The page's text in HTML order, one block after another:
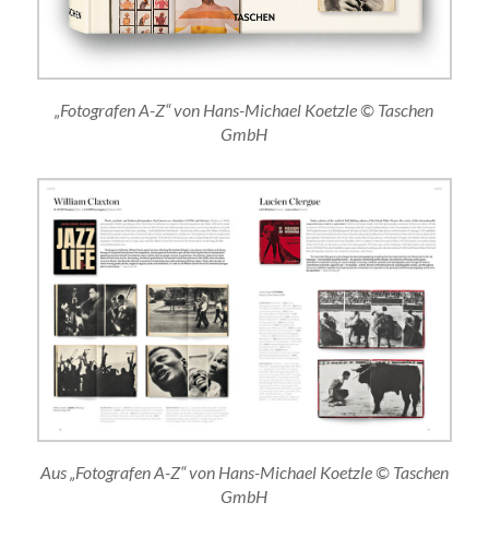
„Fotografen A-Z“ von Hans-Michael Koetzle © Taschen
GmbH
Aus „Fotografen A-Z“ von Hans-Michael Koetzle © Taschen
GmbH